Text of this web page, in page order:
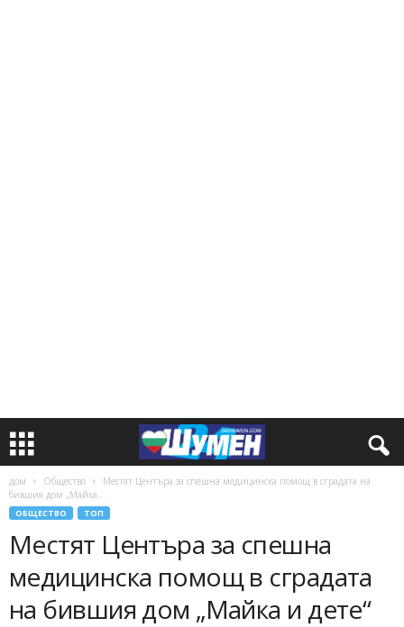
дом Общество
Местят Центъра за спешна медицинска помощ в сградата на
бившия дом „Майка...
ОБЩЕСТВО ТОП
Местят Центъра за спешна
медицинска помощ в сградата
на бившия дом „Майка и дете“